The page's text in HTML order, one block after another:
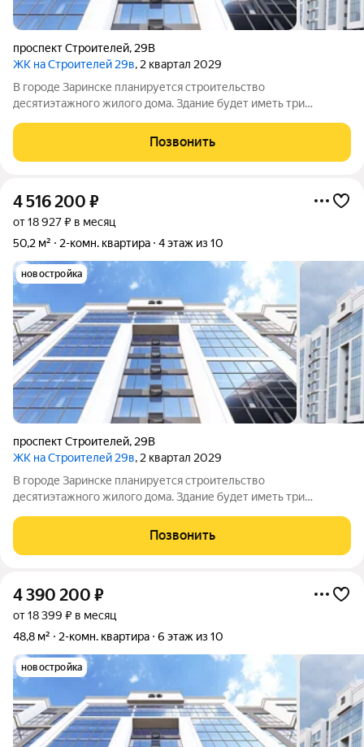
проспект Строителей, 29В
ЖК на Строителей 29в, 2 квартал 2029
В городе Заринске планируется строительство
десятиэтажного жилого дома. Здание будет иметь три
назначения на первом этаже. Входы в подъезды расположатся
Позвонить
4 516 200 ₽
от 18 927 ₽ в месяц
50,2 м²
2-комн. квартира 4 этаж из 10
новостройка
проспект Строителей, 29В
ЖК на Строителей 29в, 2 квартал 2029
В городе Заринске планируется строительство
десятиэтажного жилого дома. Здание будет иметь три
назначения на первом этаже. Входы в подъезды расположатся
Позвонить
4 390 200 ₽
от 18 399 ₽ в месяц
48,8 м²
2-комн. квартира 6 этаж из 10
новостройка